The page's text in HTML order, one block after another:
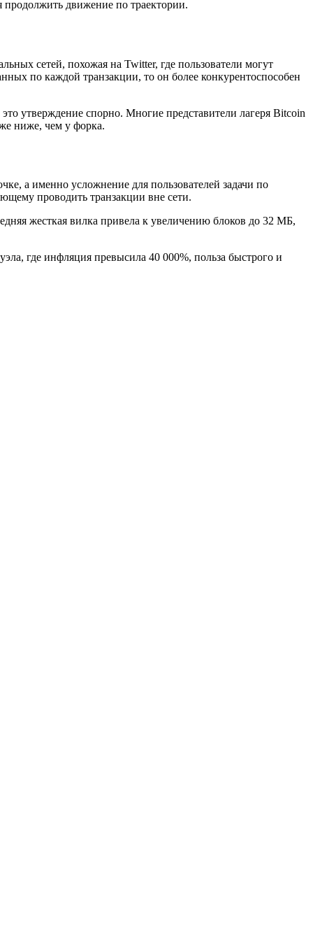
продолжить движение по траектории.
сетей, похожая на Twitter, где пользователи могут
по каждой транзакции, то он более конкурентоспособен
утверждение спорно. Многие представители лагеря Bitcoin
ниже, чем у форка.
а именно усложнение для пользователей задачи по
проводить транзакции вне сети.
жесткая вилка привела к увеличению блоков до 32 МБ,
где инфляция превысила 40 000%, польза быстрого и